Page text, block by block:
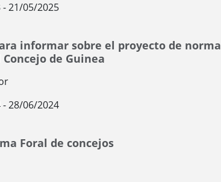
21/05/2025
informar sobre el proyecto de norma
de Guinea
28/06/2024
Foral de concejos